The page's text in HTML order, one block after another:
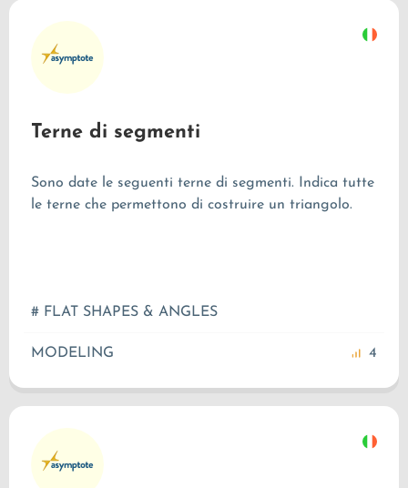
Terne di segmenti
Sono date le seguenti terne di segmenti. Indica tutte
le terne che permettono di costruire un triangolo.
# FLAT SHAPES & ANGLES
MODELING 4